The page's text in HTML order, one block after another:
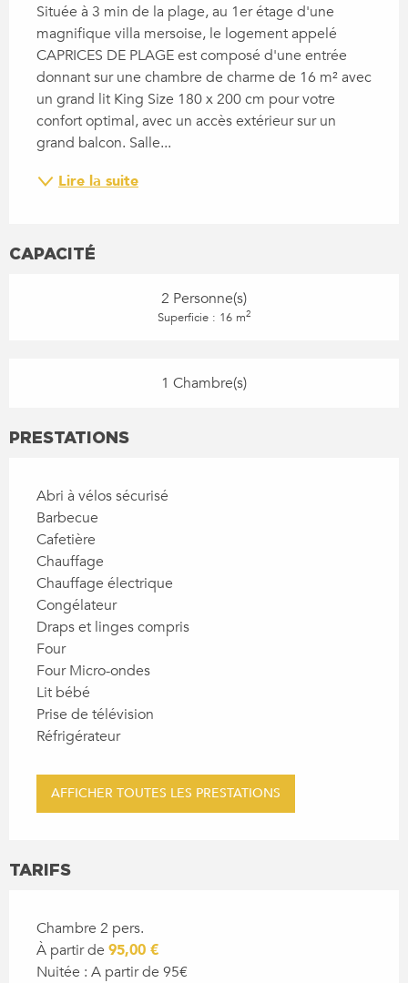
Située à 3 min de la plage, au 1er étage d'une
magnifique villa mersoise, le logement appelé
CAPRICES DE PLAGE est composé d'une entrée
donnant sur une chambre de charme de 16 m² avec
un grand lit King Size 180 x 200 cm pour votre
confort optimal, avec un accès extérieur sur un
grand balcon. Salle...
Lire la suite
CAPACITÉ
2 Personne(s)
Superficie : 16 m2
1 Chambre(s)
PRESTATIONS
Abri à vélos sécurisé
Barbecue
Cafetière
Chauffage
Chauffage électrique
Congélateur
Draps et linges compris
Four
Four Micro-ondes
Lit bébé
Prise de télévision
Réfrigérateur
AFFICHER TOUTES LES PRESTATIONS
TARIFS
Chambre 2 pers.
À partir de 95,00 €
Nuitée : A partir de 95€